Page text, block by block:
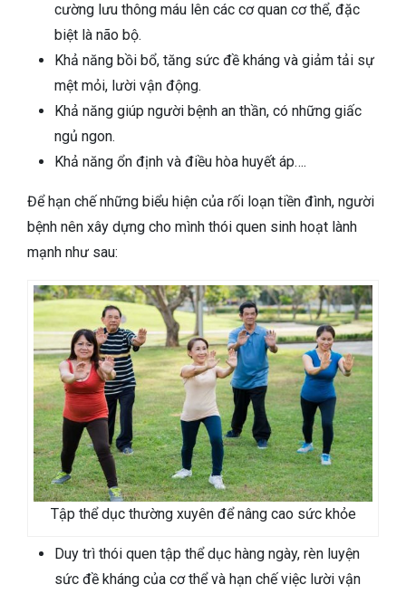
cường lưu thông máu lên các cơ quan cơ thể, đặc
biệt là não bộ.
Khả năng bồi bổ, tăng sức đề kháng và giảm tải sự
mệt mỏi, lười vận động.
Khả năng giúp người bệnh an thần, có những giấc
ngủ ngon.
Khả năng ổn định và điều hòa huyết áp….
Để hạn chế những biểu hiện của rối loạn tiền đình, người
bệnh nên xây dựng cho mình thói quen sinh hoạt lành
mạnh như sau:
Tập thể dục thường xuyên để nâng cao sức khỏe
Duy trì thói quen tập thể dục hàng ngày, rèn luyện
sức đề kháng của cơ thể và hạn chế việc lười vận